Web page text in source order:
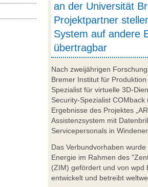
an der Universität
Projektpartner
System auf andere
übertragbar
Nach zweijährigen
Bremer Institut für
Spezialist für virtuelle 3D-
Security-Spezialist
Ergebnisse des Projektes
Assistenzsystem mit
Servicepersonals in
Das Verbundvorhaben
Energie im Rahmen des
(ZIM) gefördert und von wpd
entwickelt und betreibt